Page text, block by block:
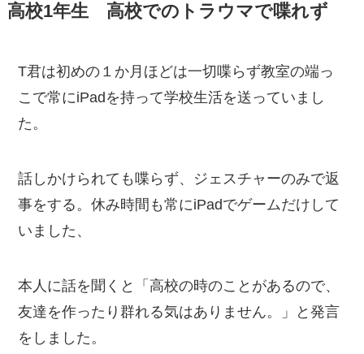
高校1年生 高校でのトラウマで喋れず
T君は初めの１か月ほどは一切喋らず教室の端っ
こで常にiPadを持って学校生活を送っていまし
た。
話しかけられても喋らず、ジェスチャーのみで返
事をする。休み時間も常にiPadでゲームだけして
いました、
本人に話を聞くと「高校の時のことがあるので、
友達を作ったり群れる気はありません。」と発言
をしました。